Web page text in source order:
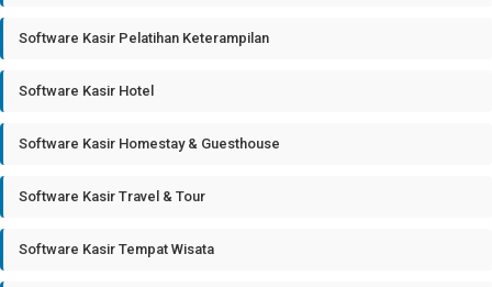
Software Kasir Pelatihan Keterampilan
Software Kasir Hotel
Software Kasir Homestay & Guesthouse
Software Kasir Travel & Tour
Software Kasir Tempat Wisata